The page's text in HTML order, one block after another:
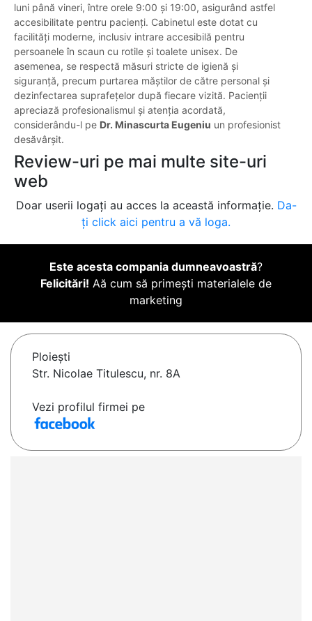
luni până vineri, între orele 9:00 și 19:00, asigurând astfel
accesibilitate pentru pacienți. Cabinetul este dotat cu
facilități moderne, inclusiv intrare accesibilă pentru
persoanele în scaun cu rotile și toalete unisex. De
asemenea, se respectă măsuri stricte de igienă și
siguranță, precum purtarea măștilor de către personal și
dezinfectarea suprafețelor după fiecare vizită. Pacienții
apreciază profesionalismul și atenția acordată,
considerându-l pe Dr. Minascurta Eugeniu un profesionist
desăvârșit.
Review-uri pe mai multe site-uri
web
Doar userii logați au acces la această informație. Da-
ți click aici pentru a vă loga.
Este acesta compania dumneavoastră?
Felicitări! Aă cum să primești materialele de
marketing
Ploieşti
Str. Nicolae Titulescu, nr. 8A
Vezi profilul firmei pe